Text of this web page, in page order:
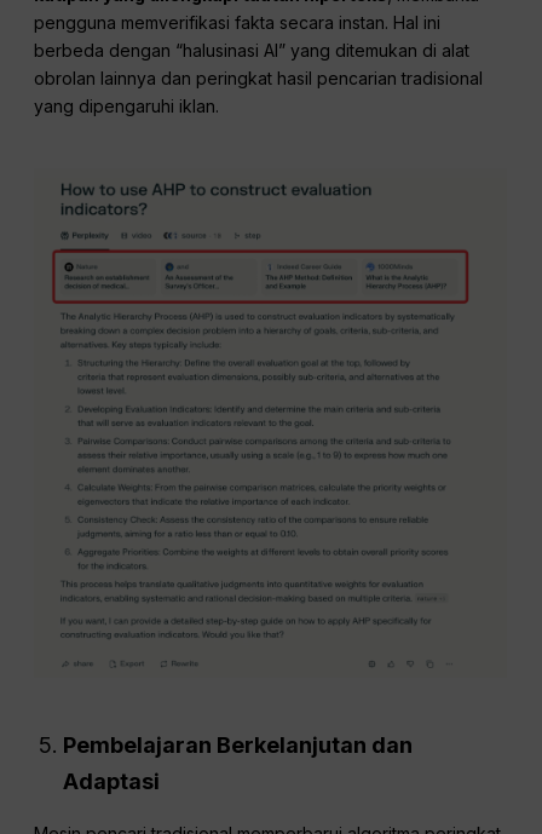
pengguna memverifikasi fakta secara instan. Hal ini
berbeda dengan “halusinasi AI” yang ditemukan di alat
obrolan lainnya dan peringkat hasil pencarian tradisional
yang dipengaruhi iklan.
Pembelajaran Berkelanjutan dan
Adaptasi